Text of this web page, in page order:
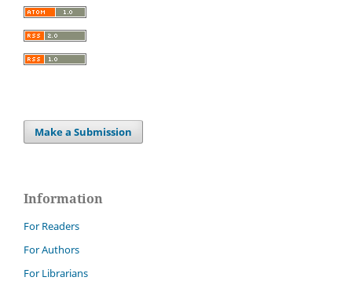
Make a Submission
Information
For Readers
For Authors
For Librarians